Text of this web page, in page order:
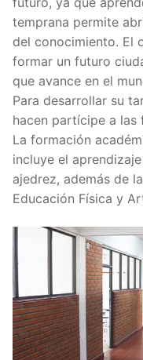
temprana permite
del conocimiento. El
formar un futuro
que avance en el
Para desarrollar su
hacen partícipe a las
La formación
incluye el
ajedrez, además de
Educación Física y